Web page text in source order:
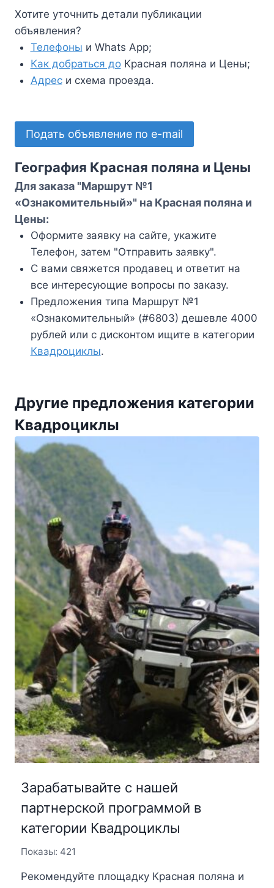
Хотите уточнить детали публикации
объявления?
Телефоны и Whats App;
Как добраться доКрасная поляна и Цены;
Адреси схема проезда.
Подать объявление по e-mail
География Красная поляна и Цены
Для заказа "Маршрут №1
«Ознакомительный»" на Красная поляна и
Цены:
Оформите заявку на сайте, укажите
Телефон, затем "Отправить заявку".
С вами свяжется продавец и ответит на
все интересующие вопросы по заказу.
Предложения типа Маршрут №1
«Ознакомительный» (#6803) дешевле 4000
рублей или с дисконтом ищите в категории
Квадроциклы.
Другие предложения категории
Квадроциклы
Зарабатывайте с нашей
партнерской программой в
категории Квадроциклы
Показы: 421
Рекомендуйте площадку Красная поляна и